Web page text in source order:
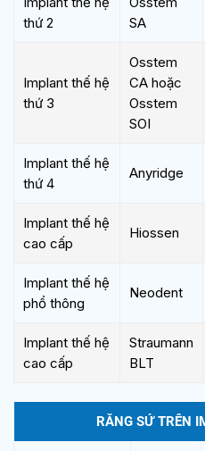
thứ 2
SA
Implant thế hệ
thứ 3
Osstem
CA hoặc
Osstem
SOI
Implant thế hệ
thứ 4
Anyridge
Implant thế hệ
cao cấp
Hiossen
Implant thế hệ
phổ thông
Neodent
Implant thế hệ
cao cấp
Straumann
BLT
RĂNG SỨ TRÊN